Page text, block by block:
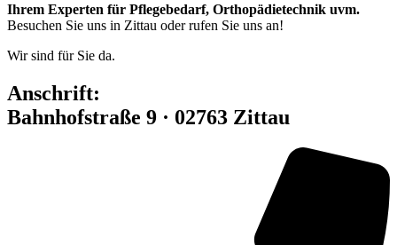
Ihrem Experten für Pflegebedarf, Orthopädietechnik uvm.
Besuchen Sie uns in Zittau oder rufen Sie uns an!
Wir sind für Sie da.
Anschrift:
Bahnhofstraße 9 · 02763 Zittau